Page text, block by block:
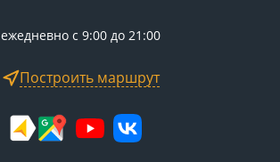
ежедневно с 9:00 до 21:00
Построить маршрут